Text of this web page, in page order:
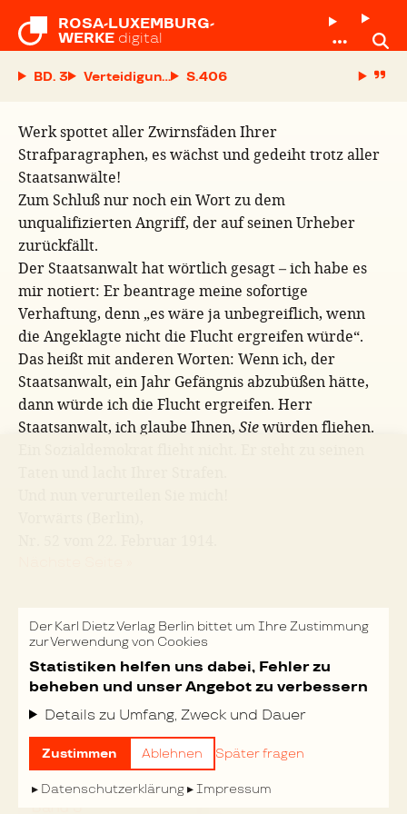
Der Karl Dietz Verlag Berlin bittet um Ihre Zustimmung
zur Verwendung von Cookies
Statistiken helfen uns dabei, Fehler zu
beheben und unser Angebot zu verbessern
Details zu Umfang, Zweck und Dauer
Zustimmen Ablehnen Später fragen
Datenschutzerklärung Impressum
ROSA-LUXEMBURG-
WERKE digital
BD. 3 Verteidigungsrede am 20. Februar 1914 vor
S.
Werk spottet aller Zwirnsfäden Ihrer
Strafparagraphen, es wächst und gedeiht trotz aller
Staatsanwälte!
Zum Schluß nur noch ein Wort zu dem
unqualifizierten Angriff, der auf seinen Urheber
zurückfällt.
Der Staatsanwalt hat wörtlich gesagt – ich habe es
mir notiert: Er beantrage meine sofortige
Verhaftung, denn „es wäre ja unbegreiflich, wenn
die Angeklagte nicht die Flucht ergreifen würde“.
Das heißt mit anderen Worten: Wenn ich, der
Staatsanwalt, ein Jahr Gefängnis abzubüßen hätte,
dann würde ich die Flucht ergreifen. Herr
Staatsanwalt, ich glaube Ihnen, Siewürden fliehen.
FEHLER MELDEN
TASTATURKÜRZEL
DRUCKEN